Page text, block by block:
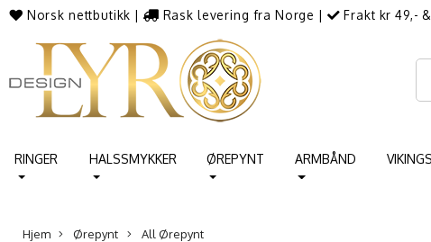
Norsk nettbutikk | Rask levering fra Norge | Frakt kr 49,-
RINGER HALSSMYKKER ØREPYNT ARMBÅND
Hjem Ørepynt All Ørepynt